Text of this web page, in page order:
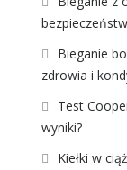
Bieganie
zdrowia i
Test
wyniki?
Kiełki w